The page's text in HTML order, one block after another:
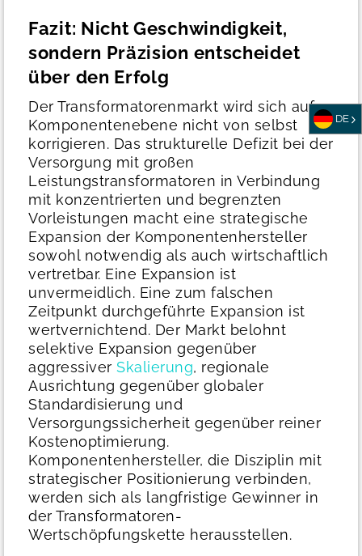
Fazit: Nicht Geschwindigkeit,
sondern Präzision entscheidet
über den Erfolg
Der Transformatorenmarkt wird sich auf
Komponentenebene nicht von selbst
korrigieren. Das strukturelle Defizit bei der
Versorgung mit großen
Leistungstransformatoren in Verbindung
mit konzentrierten und begrenzten
Vorleistungen macht eine strategische
Expansion der Komponentenhersteller
sowohl notwendig als auch wirtschaftlich
vertretbar. Eine Expansion ist
unvermeidlich. Eine zum falschen
Zeitpunkt durchgeführte Expansion ist
wertvernichtend. Der Markt belohnt
selektive Expansion gegenüber
aggressiver Skalierung, regionale
Ausrichtung gegenüber globaler
Standardisierung und
Versorgungssicherheit gegenüber reiner
Kostenoptimierung.
Komponentenhersteller, die Disziplin mit
strategischer Positionierung verbinden,
werden sich als langfristige Gewinner in
der Transformatoren-
Wertschöpfungskette herausstellen.
DE